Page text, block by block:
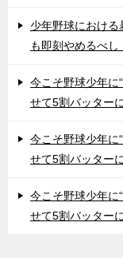
少年野球におけ
も即刻やめるべし
今こそ野球少年に
せて5割バッター
今こそ野球少年に
せて5割バッター
今こそ野球少年に
せて5割バッター